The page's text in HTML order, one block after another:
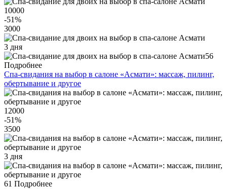
10000
-51%
3000
3 дня
56
Подробнее
Спа-свидания на выбор в салоне «Асмати»: массаж, пилинг,
обертывание и другое
12000
-51%
3500
3 дня
61 Подробнее